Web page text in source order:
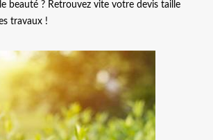
beauté ? Retrouvez vite votre devis taille
travaux !